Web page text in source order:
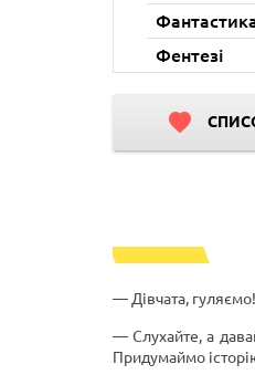
Фентезі
— Дівчата,
— Слухайте, а
Придумаймо